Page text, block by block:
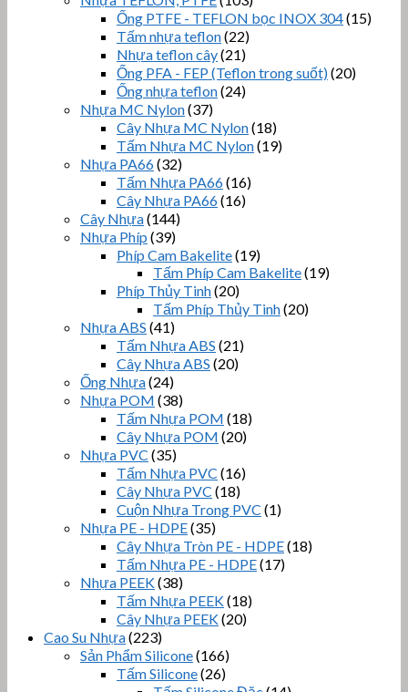
Ống PTFE - TEFLON bọc INOX 304(15)
Tấm nhựa teflon(22)
Nhựa teflon cây(21)
Ống PFA - FEP (Teflon trong suốt)(20)
Ống nhựa teflon(24)
Nhựa MC Nylon(37)
Cây Nhựa MC Nylon(18)
Tấm Nhựa MC Nylon(19)
Nhựa PA66(32)
Tấm Nhựa PA66(16)
Cây Nhựa PA66(16)
Cây Nhựa(144)
Nhựa Phíp (39)
Phíp Cam Bakelite(19)
Tấm Phíp Cam Bakelite(19)
Phíp Thủy Tinh(20)
Tấm Phíp Thủy Tinh(20)
Nhựa ABS (41)
Tấm Nhựa ABS (21)
Cây Nhựa ABS (20)
Ống Nhựa(24)
Nhựa POM (38)
Tấm Nhựa POM (18)
Cây Nhựa POM (20)
Nhựa PVC (35)
Tấm Nhựa PVC (16)
Cây Nhựa PVC (18)
Cuộn Nhựa Trong PVC (1)
Nhựa PE - HDPE(35)
Cây Nhựa Tròn PE - HDPE(18)
Tấm Nhựa PE - HDPE(17)
Nhựa PEEK(38)
Tấm Nhựa PEEK(18)
Cây Nhựa PEEK(20)
Cao Su Nhựa(223)
Sản Phẩm Silicone(166)
Tấm Silicone(26)